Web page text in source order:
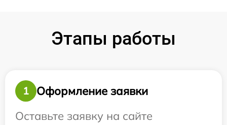
Этапы работы
1
Оформление заявки
Оставьте заявку на сайте